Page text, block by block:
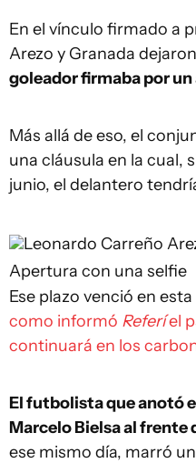
En el vínculo firmado a
Arezo y Granada
goleador firmaba por un
Más allá de eso, el
una cláusula en la cual,
junio, el delantero
Leonardo Carreño
Apertura con una selfie
Ese plazo venció en
como informó Referíel
continuará en los
El futbolista que anotó
Marcelo Bielsa al frente
ese mismo día, marró